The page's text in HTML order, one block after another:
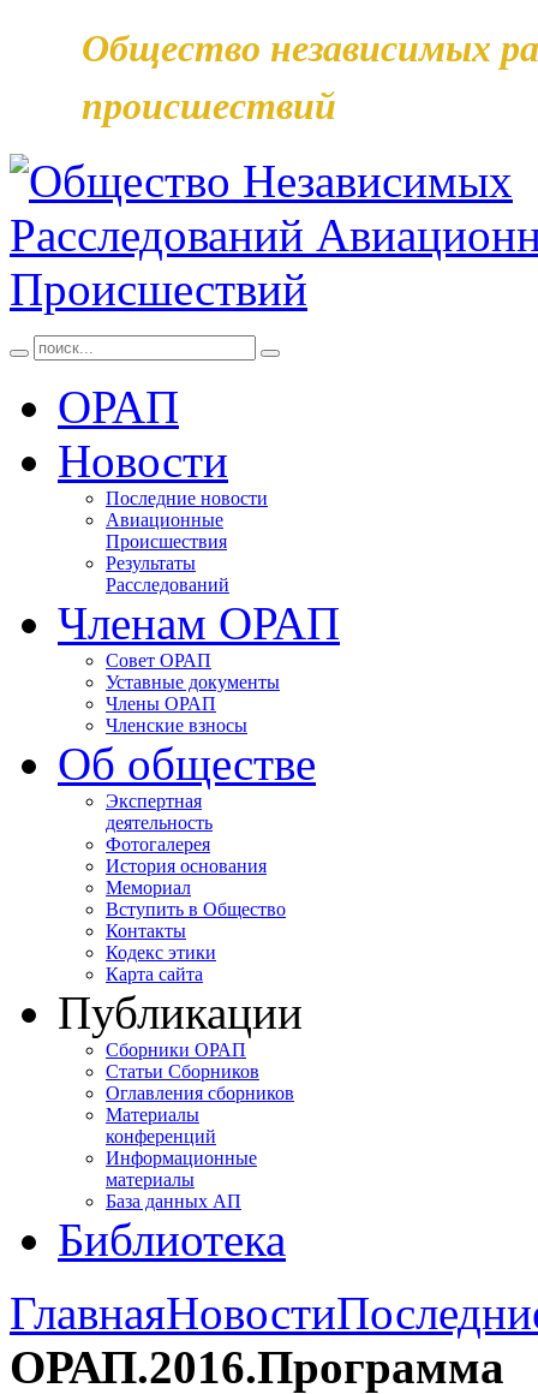
Общество независимых
происшествий
ОРАП
Новости
Последние новости
Авиационные
Происшествия
Результаты
Расследований
Членам ОРАП
Совет ОРАП
Уставные документы
Члены ОРАП
Членские взносы
Об обществе
Экспертная
деятельность
Фотогалерея
История основания
Мемориал
Вступить в Общество
Контакты
Кодекс этики
Карта сайта
Публикации
Сборники ОРАП
Статьи Сборников
Оглавления сборников
Материалы
конференций
Информационные
материалы
База данных АП
Библиотека
ГлавнаяНовости
ОРАП.2016.Программа